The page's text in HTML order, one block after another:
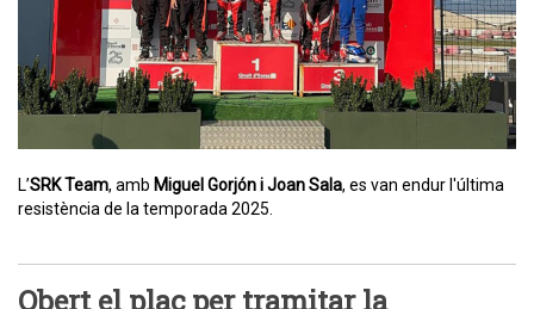
L’SRK Team, amb Miguel Gorjón i Joan Sala, es van endur l'última
resistència de la temporada 2025.
Obert el plaç per tramitar la